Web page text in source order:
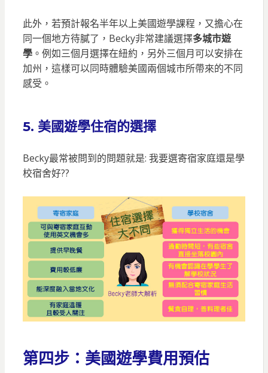
此外，若預計報名半年以上美國遊學課程，又擔心在
同一個地方待膩了，Becky非常建議選擇多城市遊
學。例如三個月選擇在紐約，另外三個月可以安排在
加州，這樣可以同時體驗美國兩個城市所帶來的不同
感受。
5. 美國遊學住宿的選擇
Becky最常被問到的問題就是: 我要選寄宿家庭還是學
校宿舍好??
第四步：美國遊學費用預估